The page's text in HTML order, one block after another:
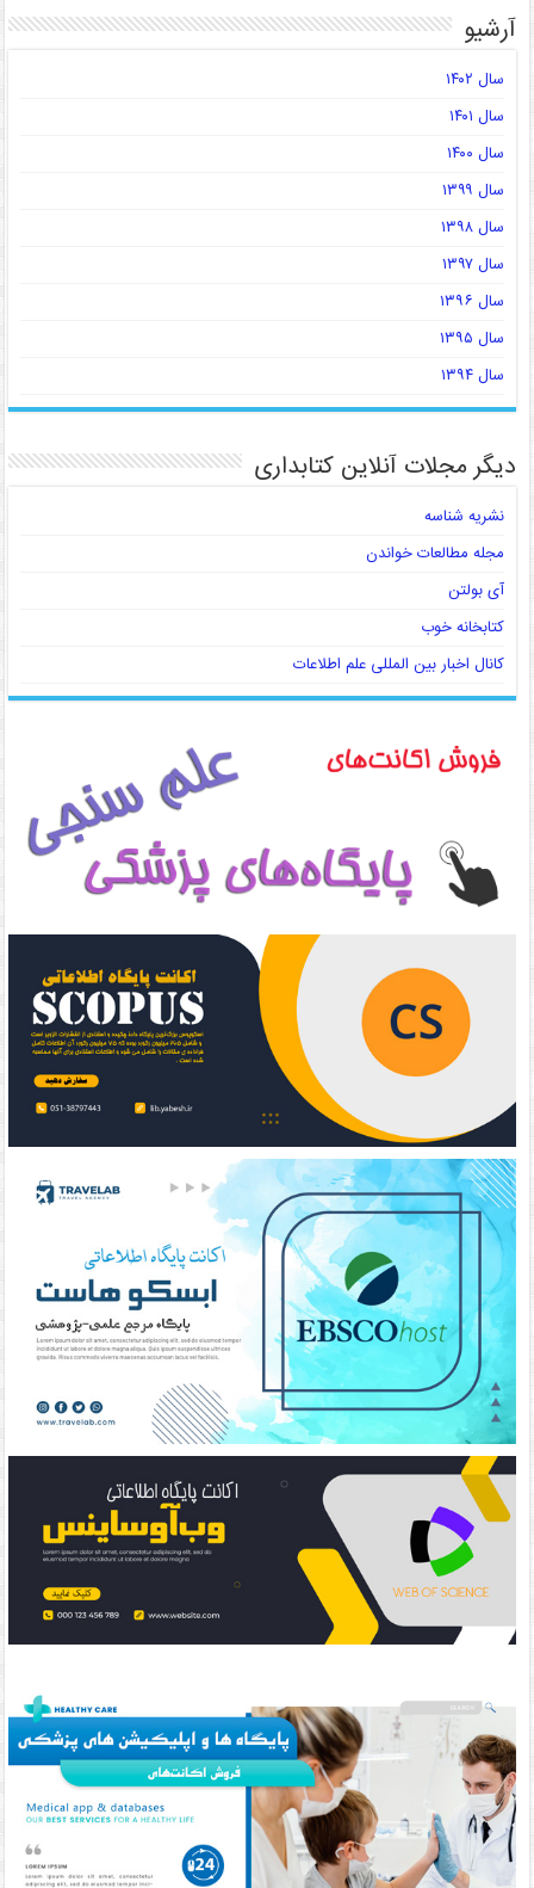
آرشیو
سال ۱۴۰۲
سال ۱۴۰۱
سال ۱۴۰۰
سال ۱۳۹۹
سال ۱۳۹۸
سال ۱۳۹۷
سال ۱۳۹۶
سال ۱۳۹۵
سال ۱۳۹۴
دیگر مجلات آنلاین کتابداری
نشریه شناسه
مجله مطالعات خواندن
آی بولتن
کتابخانه خوب
کانال اخبار بین المللی علم اطلاعات